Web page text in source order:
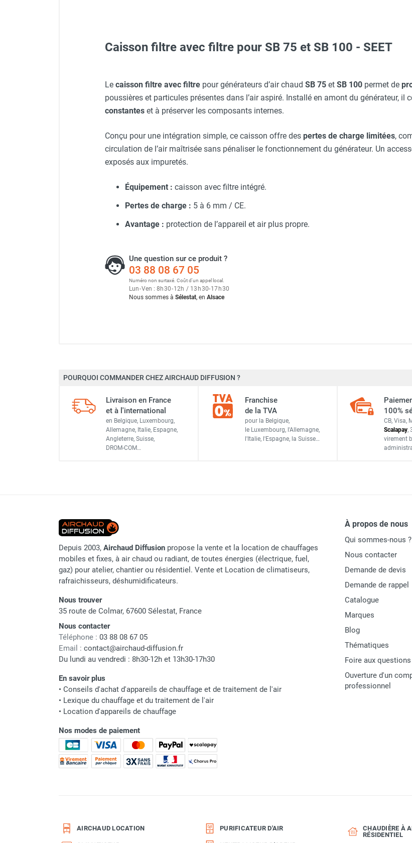
Caisson d'Extraction VMC tertiaire
professionnel
Déshumidificateur de maison et de
Déshydrateur
Humidificateur d'air
Purificateur d'air
Sèche-main et sèche-cheveux
Chauffage fixe atelier
Chauffage au fioul avec réservoir
Chauffage au fioul à raccorder sur
Chauffage suspendu au gaz
Chauffage FARM au gaz
Chauffage FARM au fioul
Chauffage d'atelier granulés / bois /
Chaudière fixe à eau
Aérotherme pompe à chaleur
(détente directe)
Chauffage mobile électrique, fioul et
gaz
Chauffage mobile électrique
Chauffage électrique soufflant
Chauffage haute température pour
étuvage industriel ou destruction
punaises de lit
Chauffage électrique infrarouge
Chauffage électrique par convection
Chauffage mobile au fioul et GNR
cheminée et réservoir intégré
Chauffage fioul soufflant avec
cheminée à raccorder sur citerne
Chauffage fioul soufflant sans
cheminée à combustion directe
Chauffage fioul
infrarouge/rayonnant
Chauffage mobile au gaz propane /
combustion indirecte
Générateur d'air chaud au fioul SB 100 avec brûleur et plénum - SEET
Générateur d'air chaud au gaz naturel SB 100 avec brûleur et plénum - SEET
Générateur d'air chaud au fioul SB 75 avec brûleur et plénum - SEET
Générateur d'air chaud au gaz naturel SB 75 avec brûleur et plénum - SEET
Caisson filtre avec filtre pour SB 75 et SB 100 - SEET
Le caisson filtre avec filtre pour générateurs d’air chaud SB 75 et SB 100 permet de
poussières et particules présentes dans l’air aspiré. Installé en amont du générateur, il
constantes et à préserver les composants internes.
Conçu pour une intégration simple, ce caisson offre des pertes de charge limitées,
circulation de l’air maîtrisée sans pénaliser le fonctionnement du générateur. Un
exposés aux impuretés.
Équipement : caisson avec filtre intégré.
Pertes de charge : 5 à 6 mm / CE.
Avantage : protection de l’appareil et air plus propre.
Une question sur ce produit ?
03 88 08 67 05
Numéro non surtaxé. Coût d'un appel local.
Lun-Ven : 8h30-12h / 13h30-17h30
Nous sommes à Sélestat, en Alsace
Marque
Référence fournisseur SBFI811
Origine Italie
Classement produit PIECES DETACHEES
POURQUOI COMMANDER CHEZ AIRCHAUD DIFFUSION ?
Livraison en France
et à l'international
en Belgique, Luxembourg,
Allemagne, Italie, Espagne,
Angleterre, Suisse,
DROM-COM…
Franchise
de la TVA
pour la Belgique,
le Luxembourg, l'Allemagne,
l'Italie, l'Espagne, la Suisse…
100%
CB, Visa,
Scalapay,
virement
Depuis 2003, Airchaud Diffusion propose la vente et la location de chauffages
mobiles et fixes, à air chaud ou radiant, de toutes énergies (électrique, fuel,
gaz) pour atelier, chantier ou résidentiel. Vente et Location de climatiseurs,
rafraichisseurs, déshumidificateurs.
Nous trouver
35 route de Colmar, 67600 Sélestat, France
Nous contacter
Téléphone : 03 88 08 67 05
Email : contact@airchaud-diffusion.fr
Du lundi au vendredi : 8h30-12h et 13h30-17h30
En savoir plus
• Conseils d'achat d'appareils de chauffage et de traitement de l'air
• Lexique du chauffage et du traitement de l'air
• Location d'appareils de chauffage
Nos modes de paiement
À propos de nous
Qui sommes-nous ?
Nous contacter
Demande de devis
Demande de rappel
Catalogue
Marques
Blog
Thématiques
Foire aux questions
Ouverture d'un
professionnel
AIRCHAUD LOCATION PURIFICATEUR D'AIR
CHAUDIÈRE À
RÉSIDENTIEL